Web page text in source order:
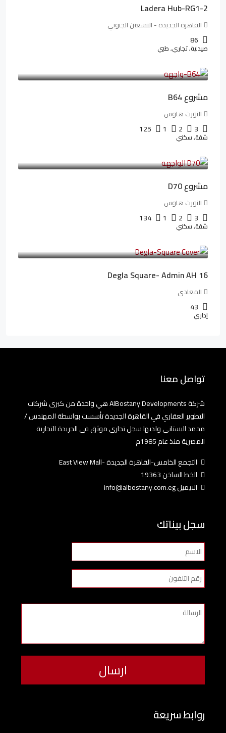
Ladera Hub-RG1-2
القاهرة الجديدة - التسعين الجنوبي
86
صيدلية, تجاري, طبي
مشروع B64
النورث هاوس
3
2
1
125
شقة, سكني
مشروع D70
النورث هاوس
3
2
1
134
شقة, سكني
Degla Square- Admin AH 16
المعادي
43
إداري
تواصل معنا
شركة AlBostany Developments هي واحدة من كبرى شركات
التطوير العقاري في القاهرة الجديدة تأسست بواسطة المهندس /
محمد البستاني ولديها سجل تجاري موثق في الجريدة التجارية
المصرية منذ عام 1985م
التجمع الخامس-القاهرة الجديدة -East View Mall
الخط الساخن 19363
الايميل info@albostany.com.eg
سجل بيناتك
روابط سريعة